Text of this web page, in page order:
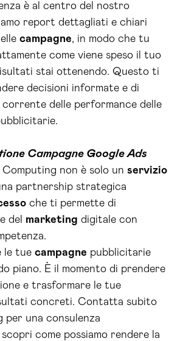
è al centro del nostro
report dettagliati e chiari
campagne, in modo che tu
come viene speso il tuo
stai ottenendo. Questo ti
decisioni informate e di
corrente delle performance delle
Campagne Google Ads
non è solo un servizio
partnership strategica
che ti permette di
del marketing digitale con
le tue campagne pubblicitarie
piano. È il momento di prendere
e trasformare le tue
concreti. Contatta subito
per una consulenza
come possiamo rendere la